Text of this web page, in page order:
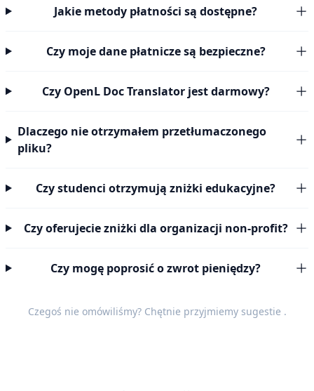
Jakie metody płatności są dostępne?
Czy moje dane płatnicze są bezpieczne?
Czy OpenL Doc Translator jest darmowy?
Dlaczego nie otrzymałem przetłumaczonego
pliku?
Czy studenci otrzymują zniżki edukacyjne?
Czy oferujecie zniżki dla organizacji non-profit?
Czy mogę poprosić o zwrot pieniędzy?
Czegoś nie omówiliśmy? Chętnie przyjmiemy sugestie .